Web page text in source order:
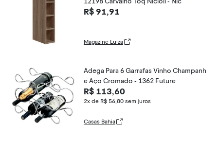
R$ 91,91
Magazine Luiza
Adega Para 6 Garrafas Vinho Champanh
e Aço Cromado - 1362 Future
R$ 113,60
2x de R$ 56,80 sem juros
Casas Bahia